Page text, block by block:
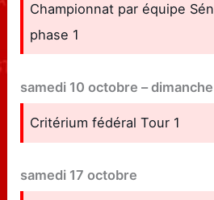
Championnat par équipe
phase 1
samedi 10 octobre –dimanche
Critérium fédéral Tour 1
samedi 17 octobre